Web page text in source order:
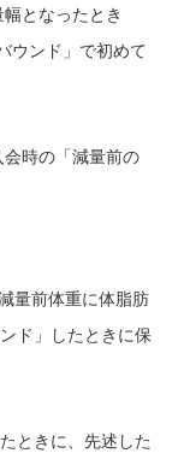
となったとき
ウンド」で初めて
時の「減量前の
量前体重に体脂肪
ド」したときに保
ときに、先述した